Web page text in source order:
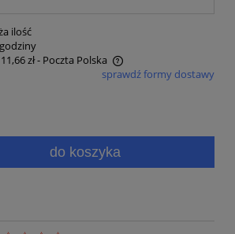
ilość
zł- Poczta Polska
ewentualnych kosztów płatnościsprawdź formy dostawy
do koszyka